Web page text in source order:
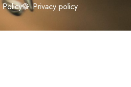
Privacy policy